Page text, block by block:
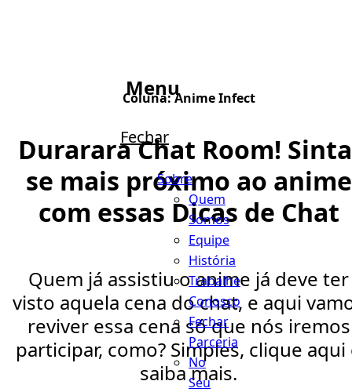
Menu
Fechar
Sobre
Quem
Somos
Equipe
História
Trabalhe
Conosco
Fechar
Parceria
No
Seu
Coluna:Anime Infect
Durarara Chat Room!
se mais próximo ao anime
com essas Dicas de Chat
Quem já assistiu o anime já deve ter
visto aquela cena do chat, e aqui
reviver essa cena só que nós iremos
participar, como? Simples, clique aqui
saiba mais.